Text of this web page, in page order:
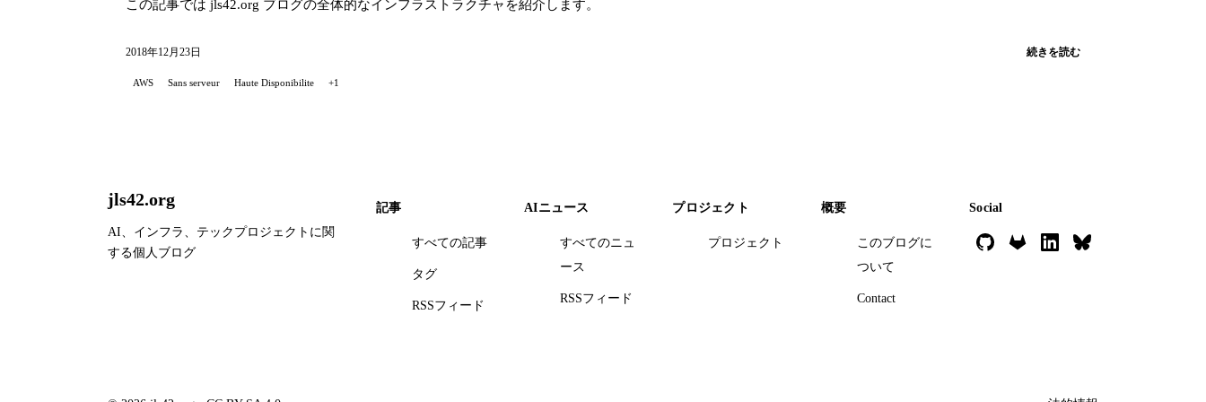
この記事では jls42.org ブログの全体的なインフラストラクチャを紹介します。
2018年12月23日 続きを読む
AWS Sans serveur Haute Disponibilite +1
jls42.org
AI、インフラ、テックプロジェクトに関
する個人ブログ
記事
すべての記事
タグ
RSSフィード
AIニュース
すべてのニュ
ース
RSSフィード
プロジェクト
プロジェクト
概要
このブログに
ついて
Contact
Social